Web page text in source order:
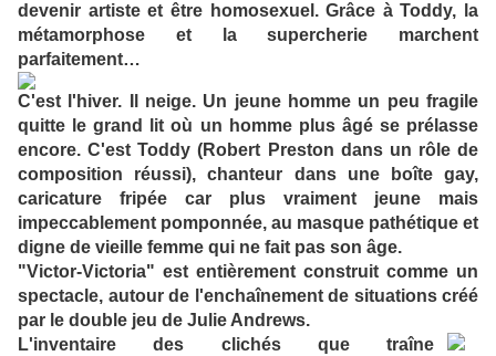
devenir artiste et être homosexuel. Grâce à Toddy, la
métamorphose et la supercherie marchent
parfaitement…
C'est l'hiver. Il neige. Un jeune homme un peu fragile
quitte le grand lit où un homme plus âgé se prélasse
encore. C'est Toddy (Robert Preston dans un rôle de
composition réussi), chanteur dans une boîte gay,
caricature fripée car plus vraiment jeune mais
impeccablement pomponnée, au masque pathétique et
digne de vieille femme qui ne fait pas son âge.
"Victor-Victoria" est entièrement construit comme un
spectacle, autour de l'enchaînement de situations créé
par le double jeu de Julie Andrews.
L'inventaire des clichés que traîne